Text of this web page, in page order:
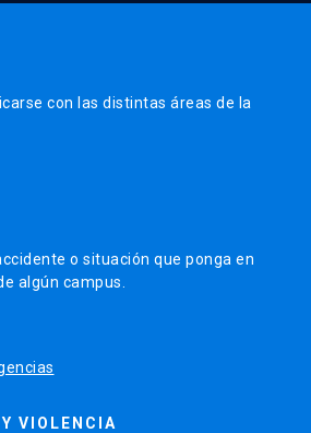
con las distintas áreas de la
o situación que ponga en
algún campus.
VIOLENCIA